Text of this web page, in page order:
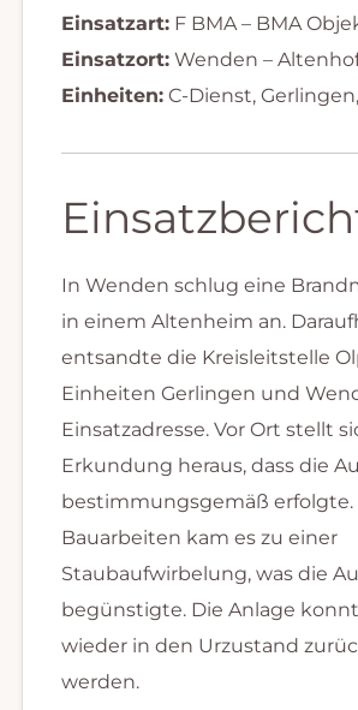
Einsatzart:F BMA – BMA
Einsatzort:Wenden –
Einheiten:C-Dienst,
In Wenden schlug eine
in einem Altenheim an.
entsandte die Kreisleitstelle
Einheiten Gerlingen und
Einsatzadresse. Vor Ort stellt
Erkundung heraus, dass die
bestimmungsgemäß erfolgte.
Bauarbeiten kam es zu einer
Staubaufwirbelung, was die
begünstigte. Die Anlage
wieder in den Urzustand
werden.